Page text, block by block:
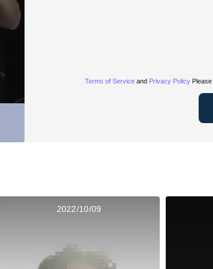
Terms of Service and Privacy Policy
2022/10/09